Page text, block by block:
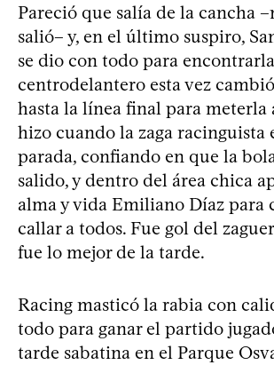
Pareció que salía de la cancha
salió– y, en el último suspiro,
se dio con todo para
centrodelantero esta vez
hasta la línea final para meterla
hizo cuando la zaga racinguista
parada, confiando en que la
salido, y dentro del área chica
alma y vida Emiliano Díaz para
callar a todos. Fue gol del
fue lo mejor de la tarde.
Racing masticó la rabia con
todo para ganar el partido
tarde sabatina en el Parque